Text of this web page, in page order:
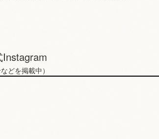
どを掲載中）